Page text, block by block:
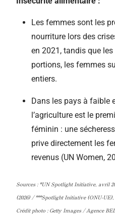
Les femmes sont les
nourriture lors des
en 2021, tandis que
portions, les femmes
entiers.
Dans les pays à faible
l’agriculture est le
féminin : une
prive directement les
revenus (UN Women,
Sources : *UN Spotlight Initiative, avril
(2026) / ***Spotlight Initiative (ONU-UE),
Crédit photo : Getty Images / Agence